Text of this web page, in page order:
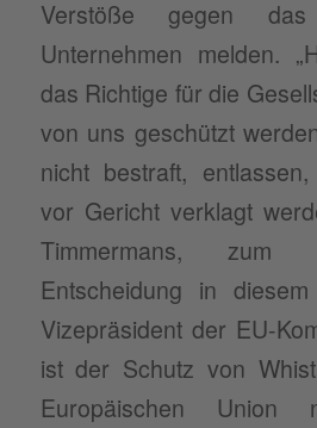
Verstöße gegen
Unternehmen melden.
das Richtige für die
von uns geschützt
nicht bestraft,
vor Gericht verklagt
Timmermans, zum
Entscheidung in
Vizepräsident der EU-
ist der Schutz von
Europäischen Union